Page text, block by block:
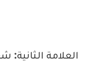
العلامة